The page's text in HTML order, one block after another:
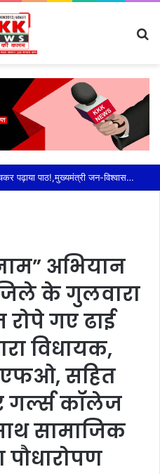
अफसर बने शिक्षक, बच्चों के बीच पहुंचकर पढ़ाया पाठ!,मुख्यमंत्री जन-विश्वास अभियान में स्कूलों का औचक जायजा—एडीशनल सीईओ अनुराग मोदी ने विद्यार्थियों से किया सीधा संवाद,पढ़ाई के साथ योग, व्यायाम और खेलकूद पर दिया जोर; मध्यान्ह भोजन चखकर परखी गुणवत्ता
अभियान
के गुलवारा
गए ढाई
विधायक,
सहित
गर्ल्स कॉलेज
सामाजिक